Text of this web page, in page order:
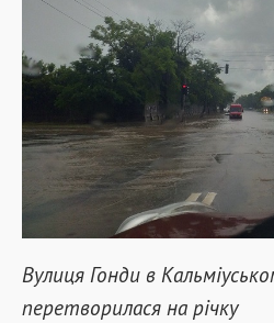
Вулиця Гонди в
перетворилася на річку